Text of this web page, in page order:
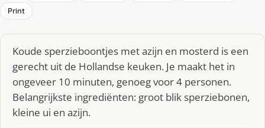
Print
Koude sperzieboontjes met azijn en mosterd is een
gerecht uit de Hollandse keuken. Je maakt het in
ongeveer 10 minuten, genoeg voor 4 personen.
Belangrijkste ingrediënten: groot blik sperziebonen,
kleine ui en azijn.